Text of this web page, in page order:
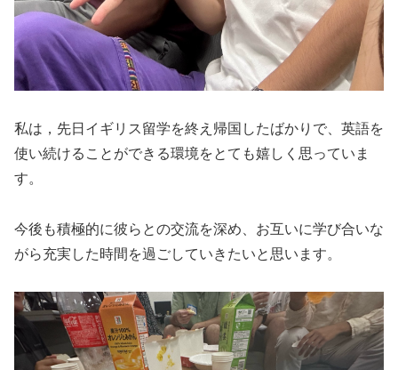
私は，先日イギリス留学を終え帰国したばかりで、英語を
使い続けることができる環境をとても嬉しく思っていま
す。
今後も積極的に彼らとの交流を深め、お互いに学び合いな
がら充実した時間を過ごしていきたいと思います。